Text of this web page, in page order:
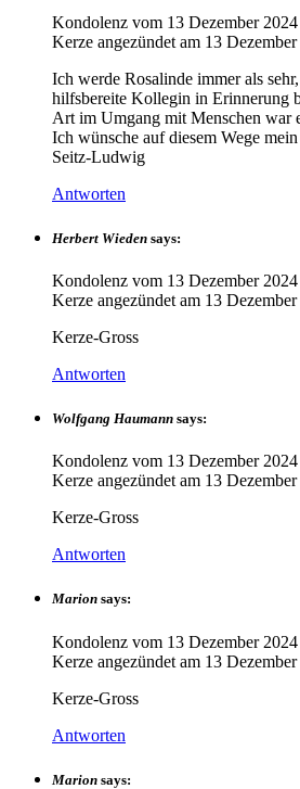
Kondolenz vom 13 Dezember 2024
Kerze angezündet am 13
Ich werde Rosalinde immer als
hilfsbereite Kollegin in Erinnerung
Art im Umgang mit Menschen war
Ich wünsche auf diesem Wege
Seitz-Ludwig
Antworten
Herbert Wieden says:
Kondolenz vom 13 Dezember 2024
Kerze angezündet am 13
Kerze-Gross
Antworten
Wolfgang Haumann says:
Kondolenz vom 13 Dezember 2024
Kerze angezündet am 13
Kerze-Gross
Antworten
Marion says:
Kondolenz vom 13 Dezember 2024
Kerze angezündet am 13
Kerze-Gross
Antworten
Marion says: